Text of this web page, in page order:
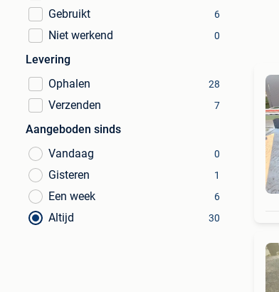
Gebruikt 6
Niet werkend 0
Levering
Ophalen
28
Verzenden 7
Aangeboden sinds
Vandaag
0
Gisteren 1
Een week 6
Altijd 30